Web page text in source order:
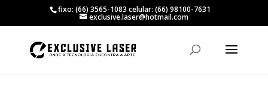
fixo: (66) 3565-1083 celular: (66) 98100-7631
exclusive.laser@hotmail.com